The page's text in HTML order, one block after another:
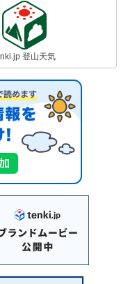
登山天気